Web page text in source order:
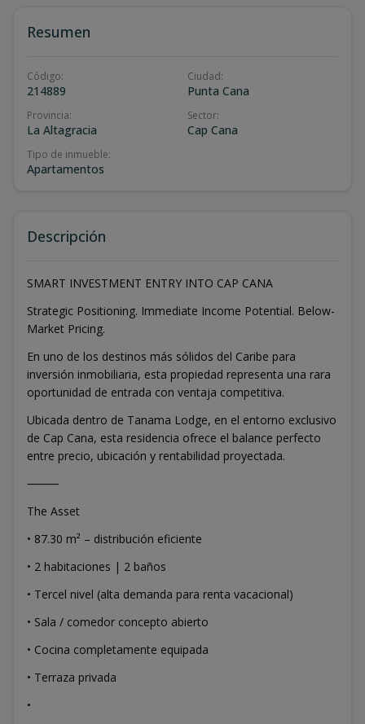
Resumen
Código:
214889
Ciudad:
Punta Cana
Provincia:
La Altagracia
Sector:
Cap Cana
Tipo de inmueble:
Apartamentos
Descripción
SMART INVESTMENT ENTRY INTO CAP CANA
Strategic Positioning. Immediate Income Potential. Below-
Market Pricing.
En uno de los destinos más sólidos del Caribe para
inversión inmobiliaria, esta propiedad representa una rara
oportunidad de entrada con ventaja competitiva.
Ubicada dentro de Tanama Lodge, en el entorno exclusivo
de Cap Cana, esta residencia ofrece el balance perfecto
entre precio, ubicación y rentabilidad proyectada.
⸻
The Asset
• 87.30 m² – distribución eficiente
• 2 habitaciones | 2 baños
• Tercel nivel (alta demanda para renta vacacional)
• Sala / comedor concepto abierto
• Cocina completamente equipada
• Terraza privada
•